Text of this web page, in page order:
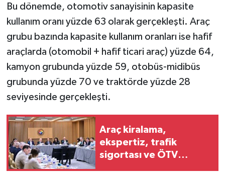
Bu dönemde, otomotiv sanayisinin kapasite
kullanım oranı yüzde 63 olarak gerçekleşti. Araç
grubu bazında kapasite kullanım oranları ise hafif
araçlarda (otomobil + hafif ticari araç) yüzde 64,
kamyon grubunda yüzde 59, otobüs-midibüs
grubunda yüzde 70 ve traktörde yüzde 28
seviyesinde gerçekleşti.
Araç kiralama,
ekspertiz, trafik
sigortası ve ÖTV